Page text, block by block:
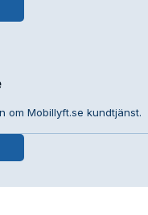
om Mobillyft.se kundtjänst.